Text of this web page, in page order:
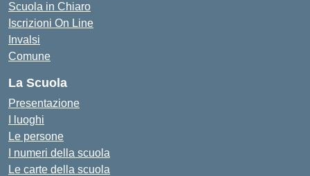
Scuola in Chiaro
Iscrizioni On Line
Invalsi
Comune
La Scuola
Presentazione
I luoghi
Le persone
I numeri della scuola
Le carte della scuola